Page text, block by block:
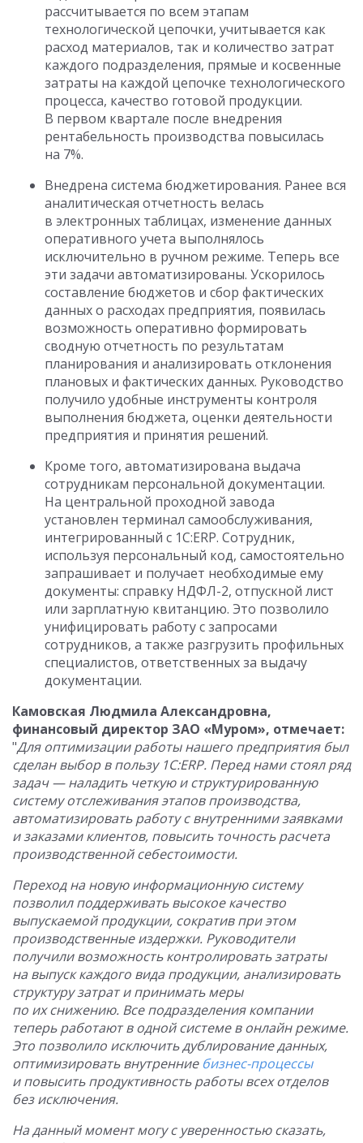
рассчитывается по всем этапам
технологической цепочки, учитывается как
расход материалов, так и количество затрат
каждого подразделения, прямые и косвенные
затраты на каждой цепочке технологического
процесса, качество готовой продукции.
В первом квартале после внедрения
рентабельность производства повысилась
на 7%.
Внедрена система бюджетирования. Ранее вся
аналитическая отчетность велась
в электронных таблицах, изменение данных
оперативного учета выполнялось
исключительно в ручном режиме. Теперь все
эти задачи автоматизированы. Ускорилось
составление бюджетов и сбор фактических
данных о расходах предприятия, появилась
возможность оперативно формировать
сводную отчетность по результатам
планирования и анализировать отклонения
плановых и фактических данных. Руководство
получило удобные инструменты контроля
выполнения бюджета, оценки деятельности
предприятия и принятия решений.
Кроме того, автоматизирована выдача
сотрудникам персональной документации.
На центральной проходной завода
установлен терминал самообслуживания,
интегрированный с 1C:ERP. Сотрудник,
используя персональный код, самостоятельно
запрашивает и получает необходимые ему
документы: справку НДФЛ-2, отпускной лист
или зарплатную квитанцию. Это позволило
унифицировать работу с запросами
сотрудников, а также разгрузить профильных
специалистов, ответственных за выдачу
документации.
Камовская Людмила Александровна,
финансовый директор ЗАО «Муром», отмечает:
"Для оптимизации работы нашего предприятия был
сделан выбор в пользу 1C:ERP. Перед нами стоял ряд
задач — наладить четкую и структурированную
систему отслеживания этапов производства,
автоматизировать работу с внутренними заявками
и заказами клиентов, повысить точность расчета
производственной себестоимости.
Переход на новую информационную систему
позволил поддерживать высокое качество
выпускаемой продукции, сократив при этом
производственные издержки. Руководители
получили возможность контролировать затраты
на выпуск каждого вида продукции, анализировать
структуру затрат и принимать меры
по их снижению. Все подразделения компании
теперь работают в одной системе в онлайн режиме.
Это позволило исключить дублирование данных,
оптимизировать внутренние бизнес-процессы
и повысить продуктивность работы всех отделов
без исключения.
На данный момент могу с уверенностью сказать,